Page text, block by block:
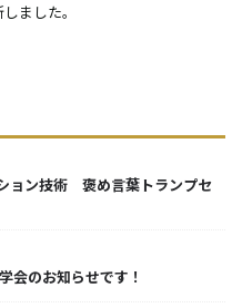
ました。
ョン技術 褒め言葉トランプセ
のお知らせです！